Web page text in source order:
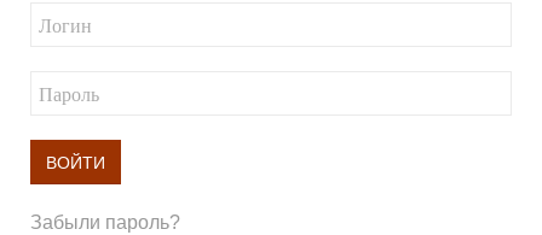
ВОЙТИ
Забыли пароль?